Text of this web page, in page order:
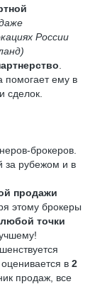
России
помогает ему в
сделок.
брокеров.
за рубежом и в
продажи
этому брокеры
любой точки
в 2
продаж, все